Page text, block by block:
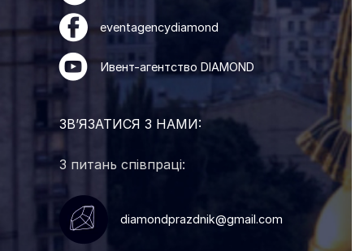
eventagencydiamond
Ивент-агентство DIAMOND
ЗВ’ЯЗАТИСЯ З НАМИ:
З питань співпраці:
diamondprazdnik@gmail.com